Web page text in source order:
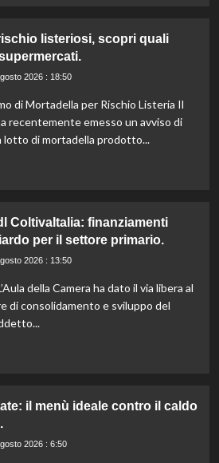
listeriosi, scopri quali
2026 : 18:50
di Mortadella per Rischio Listeria Il
recentemente emesso un avviso di
lotto di mortadella prodotto...
ColtivaItalia: finanziamenti
per il settore primario.
2026 : 13:50
della Camera ha dato il via libera al
di consolidamento e sviluppo del
il menù ideale contro il caldo
2026 : 6:50